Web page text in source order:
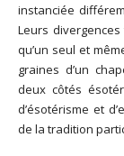
instanciée
Leurs
qu’un seul et
graines d’un
deux côtés
d’ésotérisme et
de la tradition